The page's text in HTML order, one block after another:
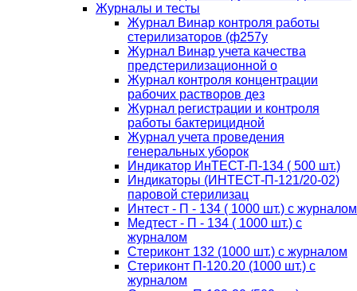
Журналы и тесты
Журнал Винар контроля работы
стерилизаторов (ф257у
Журнал Винар учета качества
предстерилизационной о
Журнал контроля концентрации
рабочих растворов дез
Журнал регистрации и контроля
работы бактерицидной
Журнал учета проведения
генеральных уборок
Индикатор ИнТЕСТ-П-134 ( 500 шт.)
Индикаторы (ИНТЕСТ-П-121/20-02)
паровой стерилизац
Интест - П - 134 ( 1000 шт.) с журналом
Медтест - П - 134 ( 1000 шт.) с
журналом
Стериконт 132 (1000 шт.) с журналом
Стериконт П-120.20 (1000 шт.) с
журналом